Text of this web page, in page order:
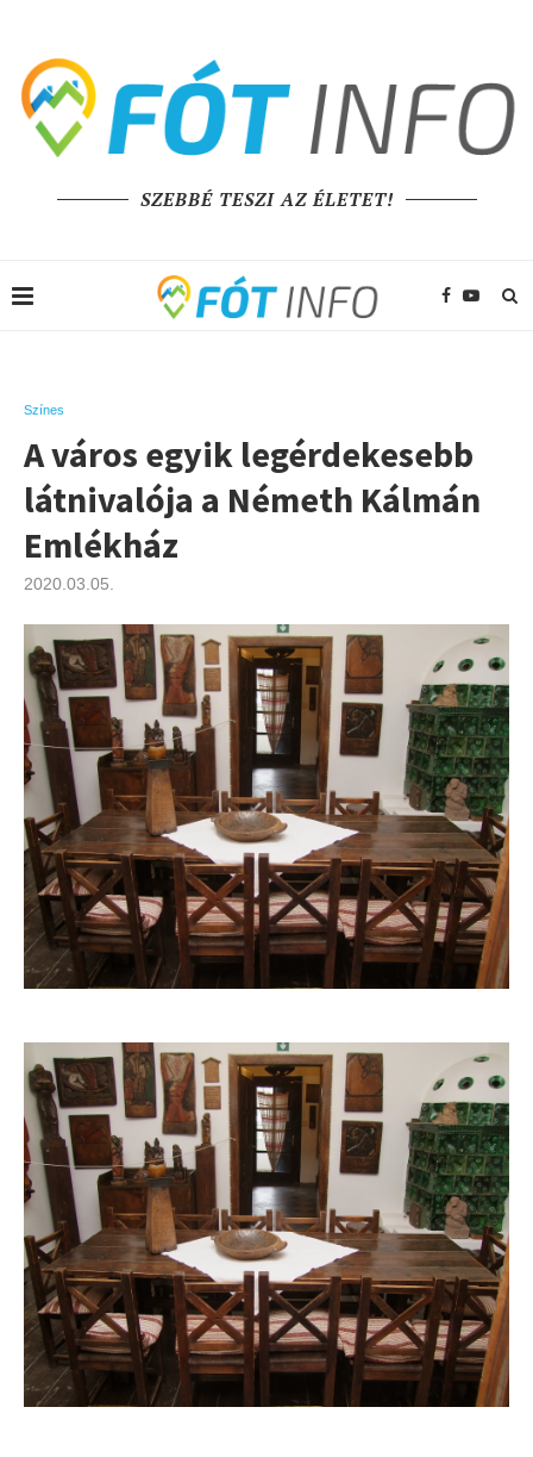
SZEBBÉ TESZI AZ ÉLETET!
Színes
A város egyik legérdekesebb
látnivalója a Németh Kálmán
Emlékház
2020.03.05.